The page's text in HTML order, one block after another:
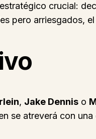
crucial:
pero arriesgados,
, Jake Dennis o
se atreverá con